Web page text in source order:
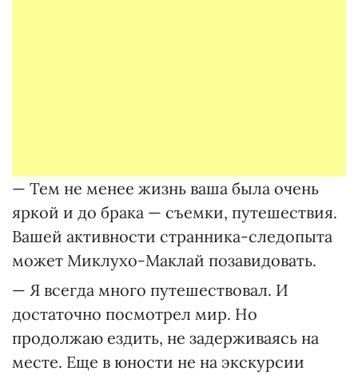
— Тем не менее жизнь ваша была очень
яркой и до брака — съемки, путешествия.
Вашей активности странника-следопыта
может Миклухо-Маклай позавидовать.
— Я всегда много путешествовал. И
достаточно посмотрел мир. Но
продолжаю ездить, не задерживаясь на
месте. Еще в юности не на экскурсии